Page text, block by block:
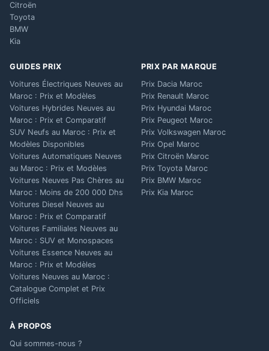
Citroën
Toyota
BMW
Kia
GUIDES PRIX
Voitures Électriques Neuves au
Maroc : Prix et Modèles
Voitures Hybrides Neuves au
Maroc : Prix et Comparatif
SUV Neufs au Maroc : Prix et
Modèles Disponibles
Voitures Automatiques Neuves
au Maroc : Prix et Modèles
Voitures Neuves Pas Chères au
Maroc : Moins de 200 000 Dhs
Voitures Diesel Neuves au
Maroc : Prix et Comparatif
Voitures Familiales Neuves au
Maroc : SUV et Monospaces
Voitures Essence Neuves au
Maroc : Prix et Modèles
Voitures Neuves au Maroc :
Catalogue Complet et Prix
Officiels
PRIX PAR MARQUE
Prix Dacia Maroc
Prix Renault Maroc
Prix Hyundai Maroc
Prix Peugeot Maroc
Prix Volkswagen Maroc
Prix Opel Maroc
Prix Citroën Maroc
Prix Toyota Maroc
Prix BMW Maroc
Prix Kia Maroc
À PROPOS
Qui sommes-nous ?